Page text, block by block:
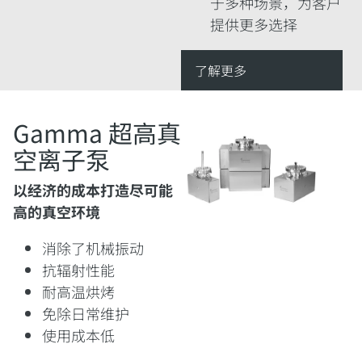
提供更多选择
了解更多
Gamma 超高真
空离子泵
以经济的成本打造尽可能
高的真空环境
消除了机械振动
抗辐射性能
耐高温烘烤
免除日常维护
使用成本低